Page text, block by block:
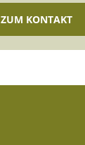
ZUM KONTAKT